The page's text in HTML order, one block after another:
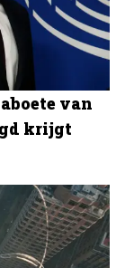
van
krijgt